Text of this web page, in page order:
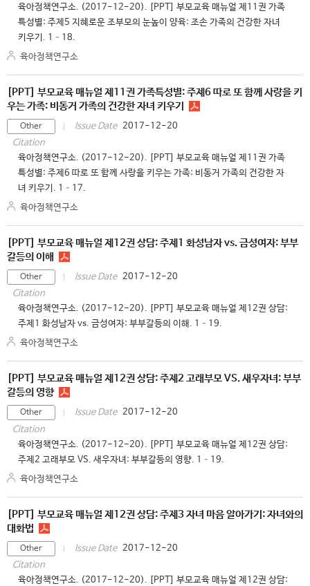
육아정책연구소. (2017-12-20). [PPT] 부모교육 매뉴얼 제11권 가족
특성별: 주제5 지혜로운 조부모의 눈높이 양육: 조손 가족의 건강한 자녀
키우기. 1–18.
육아정책연구소
[PPT] 부모교육 매뉴얼 제11권 가족특성별: 주제6 따로 또 함께 사랑을 키
우는 가족: 비동거 가족의 건강한 자녀 키우기
Other Issue Date 2017-12-20
Citation
육아정책연구소. (2017-12-20). [PPT] 부모교육 매뉴얼 제11권 가족
특성별: 주제6 따로 또 함께 사랑을 키우는 가족: 비동거 가족의 건강한 자
녀 키우기. 1–17.
육아정책연구소
[PPT] 부모교육 매뉴얼 제12권 상담: 주제1 화성남자 vs. 금성여자: 부부
갈등의 이해
Other Issue Date 2017-12-20
Citation
육아정책연구소. (2017-12-20). [PPT] 부모교육 매뉴얼 제12권 상담:
주제1 화성남자 vs. 금성여자: 부부갈등의 이해. 1–19.
육아정책연구소
[PPT] 부모교육 매뉴얼 제12권 상담: 주제2 고래부모 VS. 새우자녀: 부부
갈등의 영향
Other Issue Date 2017-12-20
Citation
육아정책연구소. (2017-12-20). [PPT] 부모교육 매뉴얼 제12권 상담:
주제2 고래부모 VS. 새우자녀: 부부갈등의 영향. 1–19.
육아정책연구소
[PPT] 부모교육 매뉴얼 제12권 상담: 주제3 자녀 마음 알아가기: 자녀와의
대화법
Other Issue Date 2017-12-20
Citation
육아정책연구소. (2017-12-20). [PPT] 부모교육 매뉴얼 제12권 상담: